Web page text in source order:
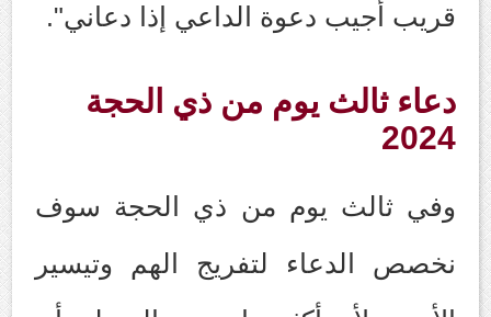
قريب أجيب دعوة الداعي إذا دعاني".
دعاء ثالث يوم من ذي الحجة
2024
وفي ثالث يوم من ذي الحجة سوف
نخصص الدعاء لتفريج الهم وتيسير